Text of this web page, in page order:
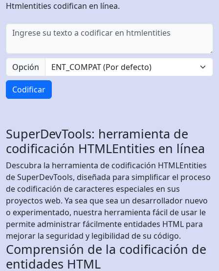
Htmlentities codifican en línea.
Opción
Codificar
SuperDevTools: herramienta de
codificación HTMLEntities en línea
Descubra la herramienta de codificación HTMLEntities
de SuperDevTools, diseñada para simplificar el proceso
de codificación de caracteres especiales en sus
proyectos web. Ya sea que sea un desarrollador nuevo
o experimentado, nuestra herramienta fácil de usar le
permite administrar fácilmente entidades HTML para
mejorar la seguridad y legibilidad de su código.
Comprensión de la codificación de
entidades HTML